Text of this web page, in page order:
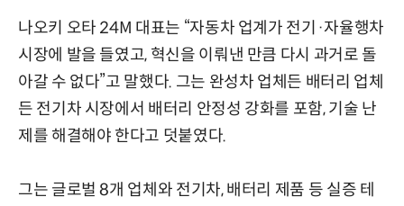
나오키 오타 24M 대표는 “자동차 업계가 전기·자율행차
시장에 발을 들였고, 혁신을 이뤄낸 만큼 다시 과거로 돌
아갈 수 없다”고 말했다. 그는 완성차 업체든 배터리 업체
든 전기차 시장에서 배터리 안정성 강화를 포함, 기술 난
제를 해결해야 한다고 덧붙였다.
그는 글로벌 8개 업체와 전기차, 배터리 제품 등 실증 테